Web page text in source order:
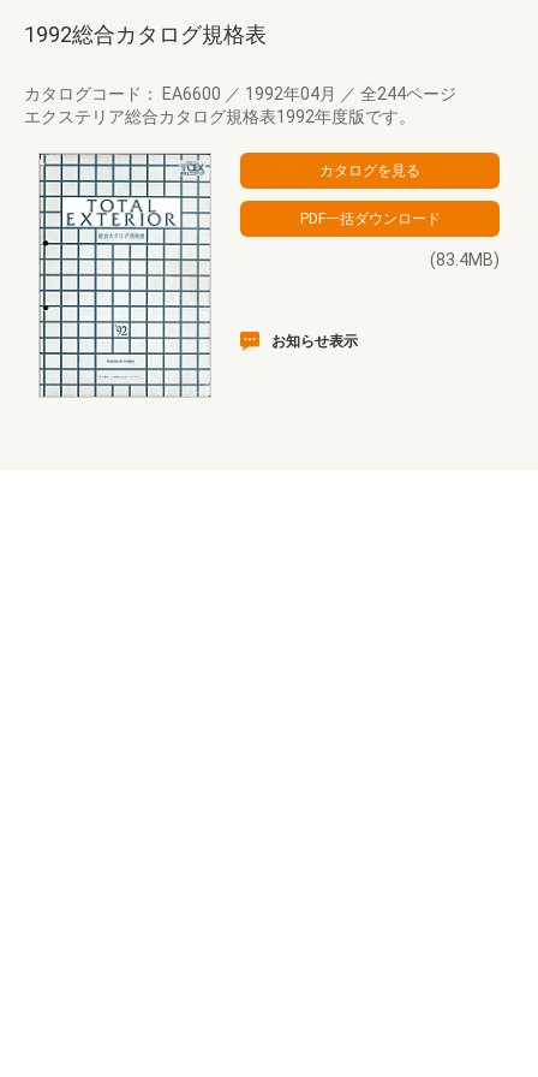
1992総合カタログ規格表
カタログコード： EA6600 ／ 1992年04月 ／ 全244ページ
エクステリア総合カタログ規格表1992年度版です。
(83.4MB)
お知らせ表示